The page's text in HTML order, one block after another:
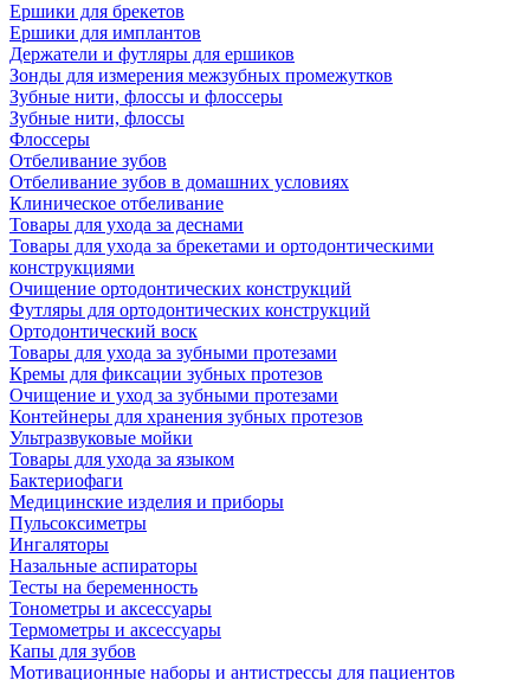
Ершики для брекетов
Ершики для имплантов
Держатели и футляры для ершиков
Зонды для измерения межзубных промежутков
Зубные нити, флоссы и флоссеры
Зубные нити, флоссы
Флоссеры
Отбеливание зубов
Отбеливание зубов в домашних условиях
Клиническое отбеливание
Товары для ухода за деснами
Товары для ухода за брекетами и ортодонтическими
конструкциями
Очищение ортодонтических конструкций
Футляры для ортодонтических конструкций
Ортодонтический воск
Товары для ухода за зубными протезами
Кремы для фиксации зубных протезов
Очищение и уход за зубными протезами
Контейнеры для хранения зубных протезов
Ультразвуковые мойки
Товары для ухода за языком
Бактериофаги
Медицинские изделия и приборы
Пульсоксиметры
Ингаляторы
Назальные аспираторы
Тесты на беременность
Тонометры и аксессуары
Термометры и аксессуары
Капы для зубов
Мотивационные наборы и антистрессы для пациентов